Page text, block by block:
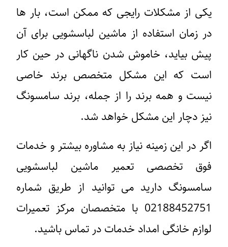
یکی از مشکلات رایجی که ممکن است، بار ها
در زمان استفاده از ماشین لباسشویی برای آن
پیش بیاید، خاموش شدن ناگهانی در حین کار
است که این مشکل متخصص برند خاصی
نیست و همه برند را از جمله، برند سامسونگ
نیز دچار این مشکل خواهد شد.
اگر در این زمینه نیاز به مشاوره بیشتر و خدمات
فوق تخصصی تعمیر ماشین لباسشویی
سامسونگ دارید می توانید از طریق شماره
02188452751 با متخصصان مرکز تعمیرات
لوازم خانگی امداد خدمات در تماس باشید.